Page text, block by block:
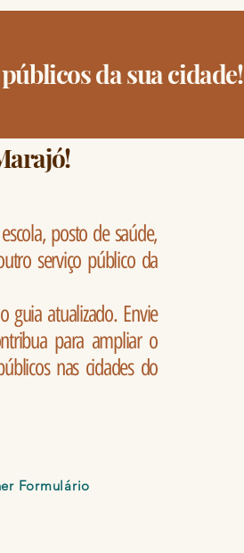
da sua cidade!
posto de saúde,
serviço público da
guia atualizado. Envie
para ampliar o
nas cidades do
Formulário